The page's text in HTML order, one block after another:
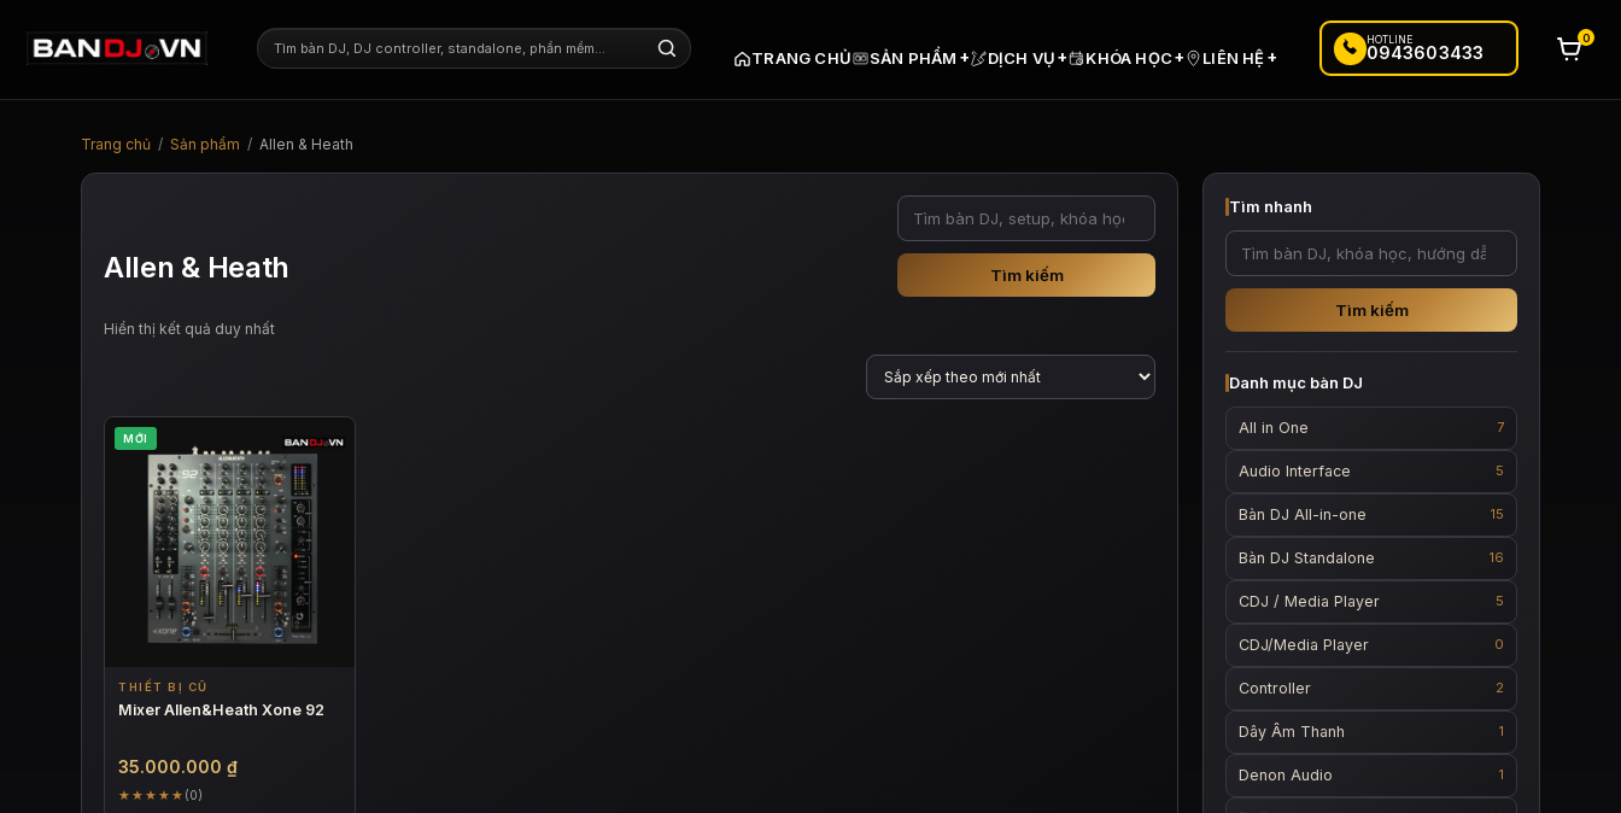
TRANG CHỦ SẢN PHẨM + DỊCH VỤ+ KHÓA HỌC+ LIÊN HỆ +
HOTLINE
0943603433
0
Trang chủ / Sản phẩm / Allen & Heath
Allen & Heath Tìm kiếm
Hiển thị kết quả duy nhất
MỚI
THIẾT BỊ CŨ
Mixer Allen&Heath Xone 92
35.000.000 ₫
★★★★★ (0)
Tìm nhanh
Tìm kiếm
Danh mục bàn DJ
All in One 7
Audio Interface 5
Bàn DJ All-in-one 15
Bàn DJ Standalone 16
CDJ / Media Player 5
CDJ/Media Player 0
Controller 2
Dây Âm Thanh 1
Denon Audio 1